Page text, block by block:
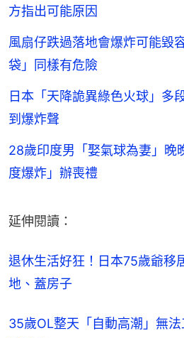
方指出可能原因
風扇仔跌過落地會爆炸可能毀
袋」同樣有危險
日本「天降詭異綠色火球」
到爆炸聲
28歲印度男「娶氣球為妻」
度爆炸」辦喪禮
延伸閱讀：
退休生活好狂！日本75歲爺移
地、蓋房子
35歲OL整天「自動高潮」無